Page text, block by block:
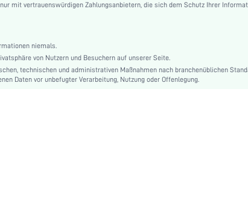
Nicht sichtbar
Halloween, Erntedankfest, Die Schule beginnt wieder!, Valentinstag, Pride
Taille
mit vertrauenswürdigen Zahlungsanbietern, die sich dem Schutz Ihrer
niemals.
von Nutzern und Besuchern auf unserer Seite.
technischen und administrativen Maßnahmen nach branchenüblichen
Daten vor unbefugter Verarbeitung, Nutzung oder Offenlegung.